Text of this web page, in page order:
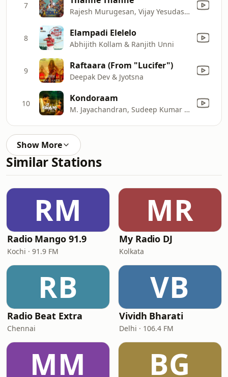
7
Rajesh Murugesan, Vijay Yesudas & Shabareesh Varma
8 Elampadi Elelelo
Abhijith Kollam & Ranjith Unni
9 Raftaara (From "Lucifer")
Deepak Dev & Jyotsna
10 Kondoraam
M. Jayachandran, Sudeep Kumar & Shreya Ghoshal
Show More
Similar Stations
RM
Radio Mango 91.9
Kochi · 91.9 FM
MR
My Radio DJ
Kolkata
RB
Radio Beat Extra
Chennai
VB
Vividh Bharati
Delhi · 106.4 FM
MM BG